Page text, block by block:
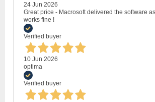
24 Jun 2026
Great price - Macrosoft delivered the software
works fine !
Verified buyer
10 Jun 2026
optima
Verified buyer